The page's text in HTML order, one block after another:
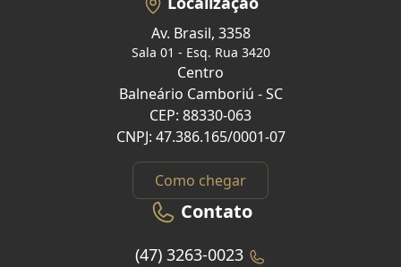
Av. Brasil, 3358
Sala 01 - Esq. Rua 3420
Centro
Balneário Camboriú - SC
CEP: 88330-063
CNPJ: 47.386.165/0001-07
Como chegar
Contato
(47) 3263-0023